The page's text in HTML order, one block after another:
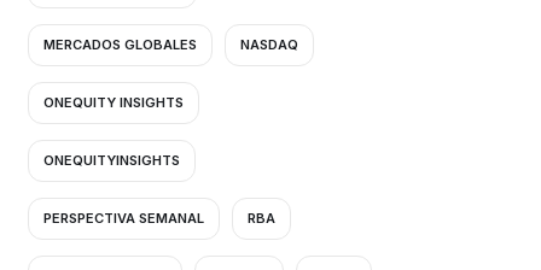
MERCADOS GLOBALES NASDAQ
ONEQUITY INSIGHTS
ONEQUITYINSIGHTS
PERSPECTIVA SEMANAL RBA